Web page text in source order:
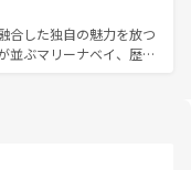
季節にも異なる楽しみ
の人々、仏教を中心とし
、訪れる旅人を魅了し続
観光スポットが密集し
るのも魅力。息をのむよ
香港を存分に楽しみ尽く
合した独自の魅力を放つ
並ぶマリーナベイ、歴史